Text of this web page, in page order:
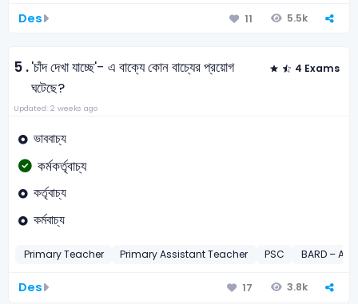
Des 11 5.5k
5 .'চাঁদ দেখা যাচ্ছে'- এ বাক্যে কোন বাচ্যের প্রয়োগ
ঘটেছে?
4 Exams
Updated: 2 weeks ago
ভাববাচ্য
কর্মকর্তৃবাচ্য
কর্তৃবাচ্য
কর্মবাচ্য
Primary Teacher Primary Assistant Teacher PSC BARD –
Des 17 3.8k